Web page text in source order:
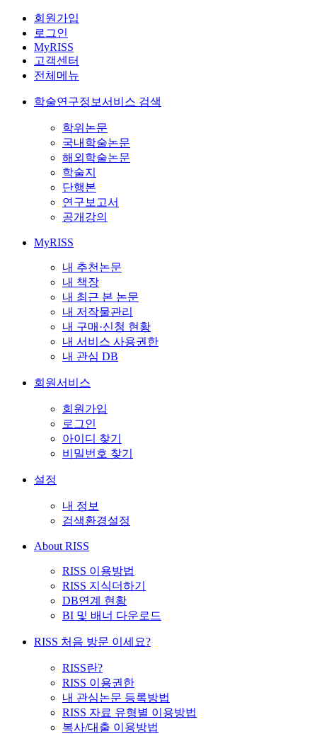
회원가입
로그인
MyRISS
고객센터
전체메뉴
학술연구정보서비스 검색
학위논문
국내학술논문
해외학술논문
학술지
단행본
연구보고서
공개강의
MyRISS
내 추천논문
내 책장
내 최근 본 논문
내 저작물관리
내 구매·신청 현황
내 서비스 사용권한
내 관심 DB
회원서비스
회원가입
로그인
아이디 찾기
비밀번호 찾기
설정
내 정보
검색환경설정
About RISS
RISS 이용방법
RISS 지식더하기
DB연계 현황
BI 및 배너 다운로드
RISS 처음 방문 이세요?
RISS란?
RISS 이용권한
내 관심논문 등록방법
RISS 자료 유형별 이용방법
복사/대출 이용방법